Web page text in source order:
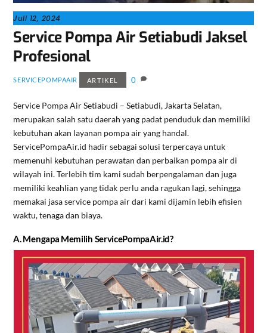
Juli 12, 2024
Service Pompa Air Setiabudi Jaksel
Profesional
SERVICEPOMPAAIR ARTIKEL 0
Service Pompa Air Setiabudi – Setiabudi, Jakarta Selatan,
merupakan salah satu daerah yang padat penduduk dan memiliki
kebutuhan akan layanan pompa air yang handal.
ServicePompaAir.id hadir sebagai solusi terpercaya untuk
memenuhi kebutuhan perawatan dan perbaikan pompa air di
wilayah ini. Terlebih tim kami sudah berpengalaman dan juga
memiliki keahlian yang tidak perlu anda ragukan lagi, sehingga
memakai jasa service pompa air dari kami dijamin lebih efisien
waktu, tenaga dan biaya.
A. Mengapa Memilih ServicePompaAir.id?